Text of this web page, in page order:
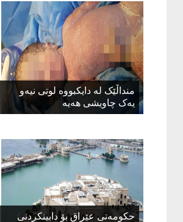
منداڵێک لە دایکبووە لوتی نیەو
یەک چاویشی هەیە
حکومەتی عێراق بۆ دابینکردنی